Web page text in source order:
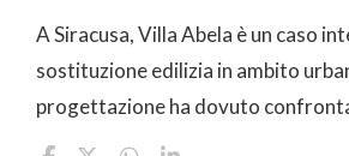
A Siracusa, Villa Abela è un caso
sostituzione edilizia in ambito
progettazione ha dovuto